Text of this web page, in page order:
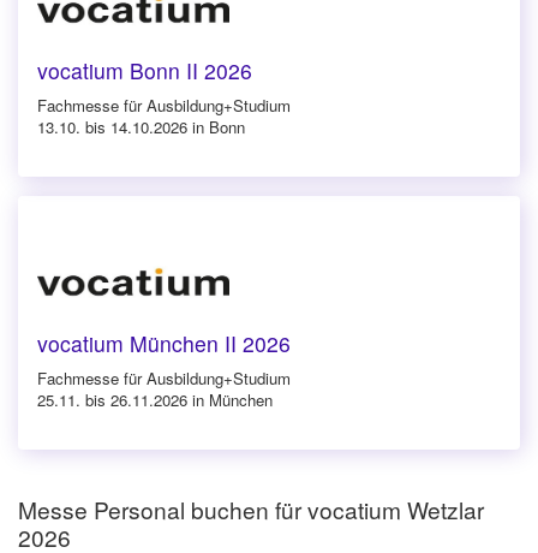
vocatium Bonn II 2026
Fachmesse für Ausbildung+Studium
13.10. bis 14.10.2026 in Bonn
vocatium München II 2026
Fachmesse für Ausbildung+Studium
25.11. bis 26.11.2026 in München
Messe Personal buchen für vocatium Wetzlar
2026